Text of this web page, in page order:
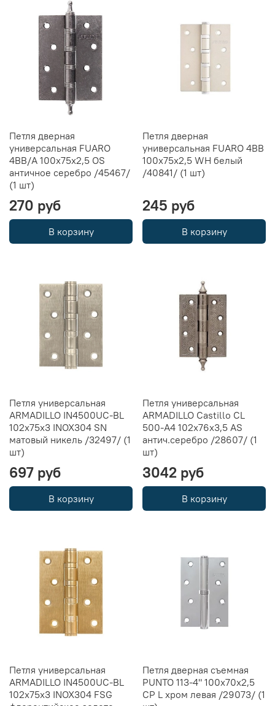
Петля дверная
универсальная FUARO
4BB/A 100x75x2,5 OS
античное серебро /45467/
(1 шт)
270 руб
В корзину
Петля дверная
универсальная FUARO 4BB
100x75x2,5 WH белый
/40841/ (1 шт)
245 руб
В корзину
Петля универсальная
ARMADILLO IN4500UC-BL
102x75x3 INOX304 SN
матовый никель /32497/ (1
шт)
697 руб
В корзину
Петля универсальная
ARMADILLO Castillo CL
500-A4 102x76x3,5 AS
антич.серебро /28607/ (1
шт)
3042 руб
В корзину
Петля универсальная
ARMADILLO IN4500UC-BL
102x75x3 INOX304 FSG
Петля дверная съемная
PUNTO 113-4" 100х70х2,5
CP L хром левая /29073/ (1